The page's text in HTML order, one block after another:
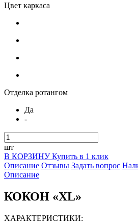
Цвет каркаса
Отделка ротангом
Да
-
шт
В КОРЗИНУКупить в 1 клик
Описание Отзывы Задать вопрос
Описание
КОКОН «XL»
ХАРАКТЕРИСТИКИ: